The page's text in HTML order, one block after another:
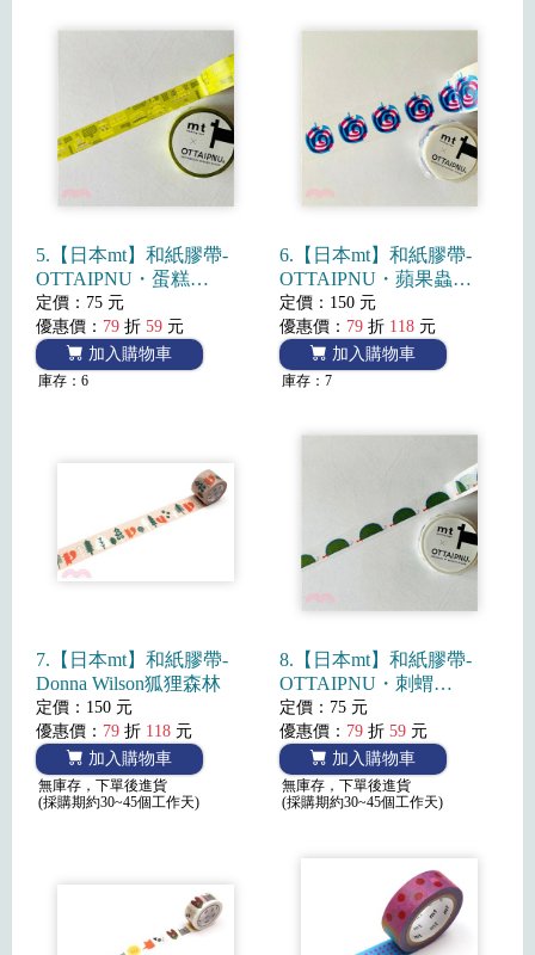
5.【日本mt】和紙膠帶-
OTTAIPNU・蛋糕
(2022SS)
定價：75 元
優惠價： 79 折 59 元
加入購物車
庫存：6
6.【日本mt】和紙膠帶-
OTTAIPNU・蘋果蟲
(2022SS)
定價：150 元
優惠價： 79 折 118 元
加入購物車
庫存：7
7.【日本mt】和紙膠帶-
Donna Wilson狐狸森林
定價：150 元
優惠價： 79 折 118 元
加入購物車
無庫存，下單後進貨
(採購期約30~45個工作天)
8.【日本mt】和紙膠帶-
OTTAIPNU・刺蝟
(2022SS)
定價：75 元
優惠價： 79 折 59 元
加入購物車
無庫存，下單後進貨
(採購期約30~45個工作天)